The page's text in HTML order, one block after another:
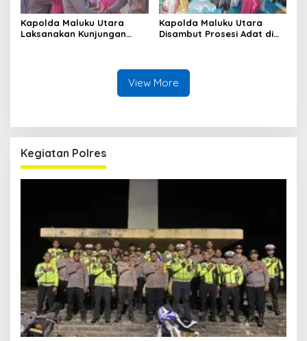
Kapolda Maluku Utara
Laksanakan Kunjungan
Kapolda Maluku Utara
Disambut Prosesi Adat di
View More
Kegiatan Polres